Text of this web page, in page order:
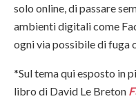
solo online, di passare
ambienti digitali come
ogni via possibile di fuga
*Sul tema qui esposto in
libro di David Le Breton